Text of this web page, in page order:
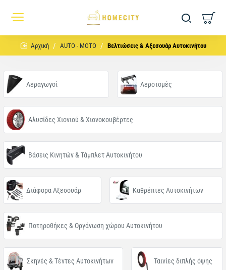
homeAUTO - MOTO Βελτιώσεις & Αξεσουάρ Αυτοκινήτου
Αεραγωγοί Αεροτομές
Αλυσίδες Χιονιού & Χιονοκουβέρτες
Βάσεις Κινητών & Τάμπλετ Αυτοκινήτου
Διάφορα Αξεσουάρ Καθρέπτες Αυτοκινήτων
Ποτηροθήκες & Οργάνωση χώρου Αυτοκινήτου
Σκηνές & Τέντες Αυτοκινήτων Ταινίες διπλής όψης